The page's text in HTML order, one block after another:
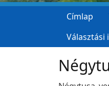
Címlap